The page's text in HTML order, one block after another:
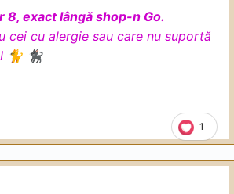
Corporala
Corporale )
(ATENȚIE❌nu fac )
1
8, exact lângă shop-n Go.
cu alergie sau care nu suportă
🐈 🐈‍⬛